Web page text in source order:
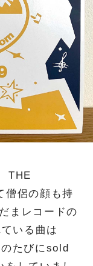
THE
僧侶の顔も持
まレコードの
いる曲は
たびにsold